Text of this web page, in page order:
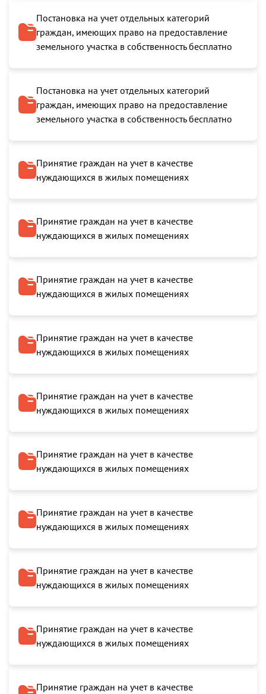
Постановка на учет отдельных категорий
граждан, имеющих право на предоставление
земельного участка в собственность бесплатно
Постановка на учет отдельных категорий
граждан, имеющих право на предоставление
земельного участка в собственность бесплатно
Принятие граждан на учет в качестве
нуждающихся в жилых помещениях
Принятие граждан на учет в качестве
нуждающихся в жилых помещениях
Принятие граждан на учет в качестве
нуждающихся в жилых помещениях
Принятие граждан на учет в качестве
нуждающихся в жилых помещениях
Принятие граждан на учет в качестве
нуждающихся в жилых помещениях
Принятие граждан на учет в качестве
нуждающихся в жилых помещениях
Принятие граждан на учет в качестве
нуждающихся в жилых помещениях
Принятие граждан на учет в качестве
нуждающихся в жилых помещениях
Принятие граждан на учет в качестве
нуждающихся в жилых помещениях
Принятие граждан на учет в качестве